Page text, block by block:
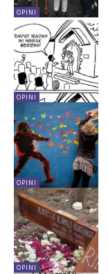
OPINI
OPINI
OPINI
OPINI